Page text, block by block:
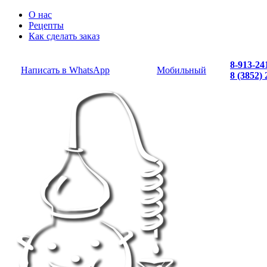
О нас
Рецепты
Как сделать заказ
Написать в WhatsApp Мобильный
8-913-
8 (3852)